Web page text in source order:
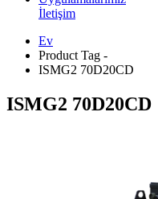
İletişim
Ev
Product Tag -
ISMG2 70D20CD
ISMG2 70D20CD